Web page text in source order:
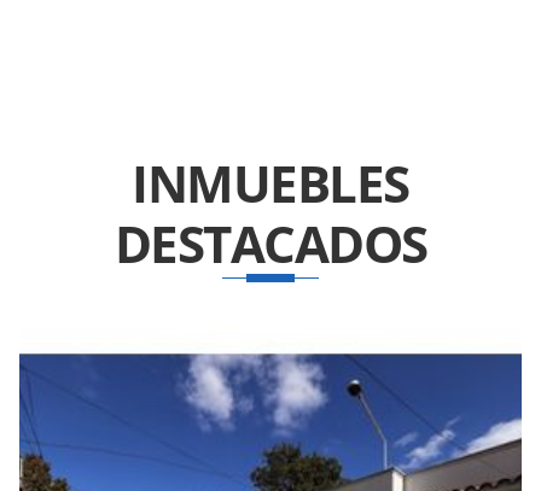
INMUEBLES
DESTACADOS